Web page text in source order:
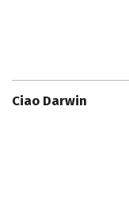
Ciao Darwin